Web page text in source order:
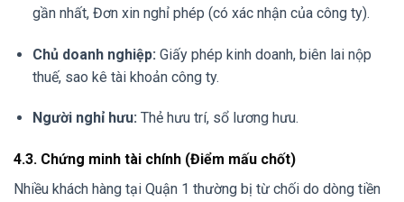
gần nhất, Đơn xin nghỉ phép (có xác nhận của công ty).
Chủ doanh nghiệp: Giấy phép kinh doanh, biên lai nộp
thuế, sao kê tài khoản công ty.
Người nghỉ hưu: Thẻ hưu trí, sổ lương hưu.
4.3. Chứng minh tài chính (Điểm mấu chốt)
Nhiều khách hàng tại Quận 1 thường bị từ chối do dòng tiền